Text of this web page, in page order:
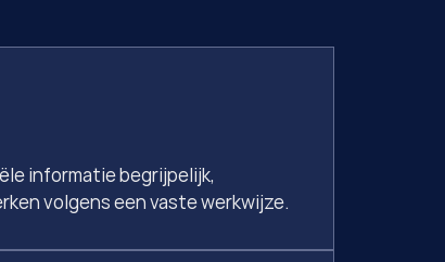
informatie begrijpelijk,
volgens een vaste werkwijze.